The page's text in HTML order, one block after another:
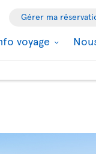
Gérer ma
voyage